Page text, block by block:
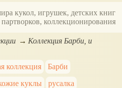
кукол, игрушек, детских книг
коллекционирования
Коллекция Барби, и
коллекция
Барби
куклы
русалка